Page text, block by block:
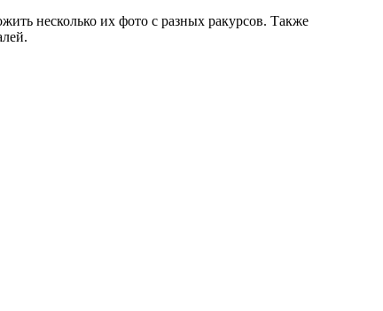
несколько их фото с разных ракурсов. Также